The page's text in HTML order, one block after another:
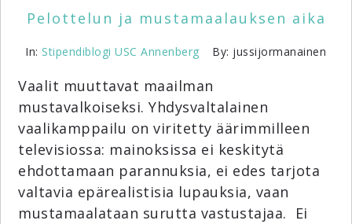
Pelottelun ja mustamaalauksen aika
In: Stipendiblogi USC Annenberg By: jussijormanainen
Vaalit muuttavat maailman
mustavalkoiseksi. Yhdysvaltalainen
vaalikamppailu on viritetty äärimmilleen
televisiossa: mainoksissa ei keskitytä
ehdottamaan parannuksia, ei edes tarjota
valtavia epärealistisia lupauksia, vaan
mustamaalataan surutta vastustajaa. Ei